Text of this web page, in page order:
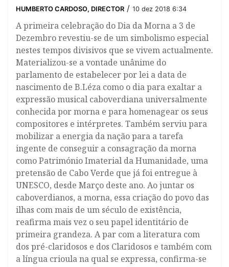
HUMBERTO CARDOSO, DIRECTOR / 10 dez 2018 6:34
​A primeira celebração do Dia da Morna a 3 de
Dezembro revestiu-se de um simbolismo especial
nestes tempos divisivos que se vivem actualmente.
Materializou-se a vontade unânime do
parlamento de estabelecer por lei a data de
nascimento de B.Léza como o dia para exaltar a
expressão musical caboverdiana universalmente
conhecida por morna e para homenagear os seus
compositores e intérpretes. Também serviu para
mobilizar a energia da nação para a tarefa
ingente de conseguir a consagração da morna
como Património Imaterial da Humanidade, uma
pretensão de Cabo Verde que já foi entregue à
UNESCO, desde Março deste ano. Ao juntar os
caboverdianos, a morna, essa criação do povo das
ilhas com mais de um século de existência,
reafirma mais vez o seu papel identitário de
primeira grandeza. A par com a literatura com
dos pré-claridosos e dos Claridosos e também com
a língua crioula na qual se expressa, confirma-se